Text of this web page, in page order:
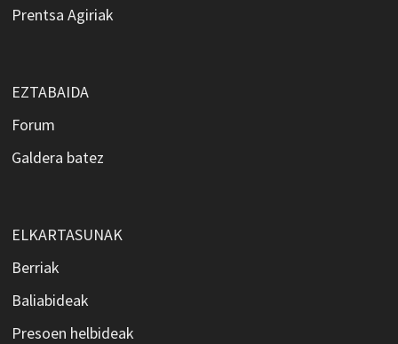
Prentsa Agiriak
EZTABAIDA
Forum
Galdera batez
ELKARTASUNAK
Berriak
Baliabideak
Presoen helbideak